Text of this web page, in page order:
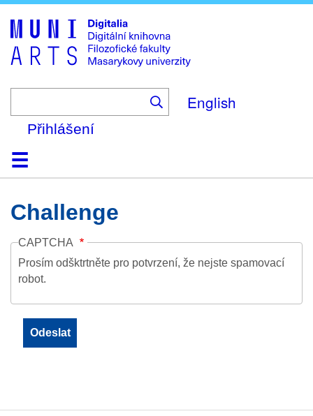
to
main
content
English
Přihlášení
DomůKolekce
Prohlížení
Vyhledávání
O platformě
Nápověda
KontaktDigitalia
Challenge
CAPTCHA
Prosím odšktrtněte pro potvrzení, že nejste spamovací
robot.